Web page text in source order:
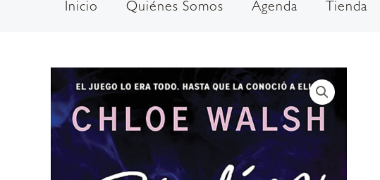
Inicio Quiénes Somos Agenda Tienda